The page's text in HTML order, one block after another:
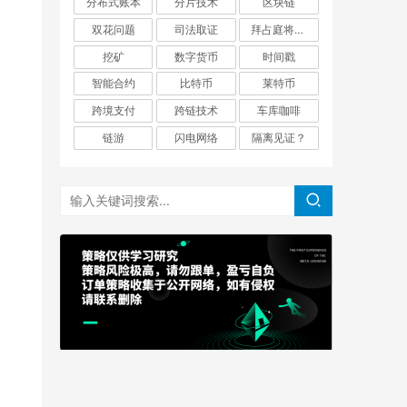
双花问题
司法取证
拜占庭将军问题
挖矿
数字货币
时间戳
智能合约
比特币
莱特币
跨境支付
跨链技术
车库咖啡
链游
闪电网络 隔离见证？